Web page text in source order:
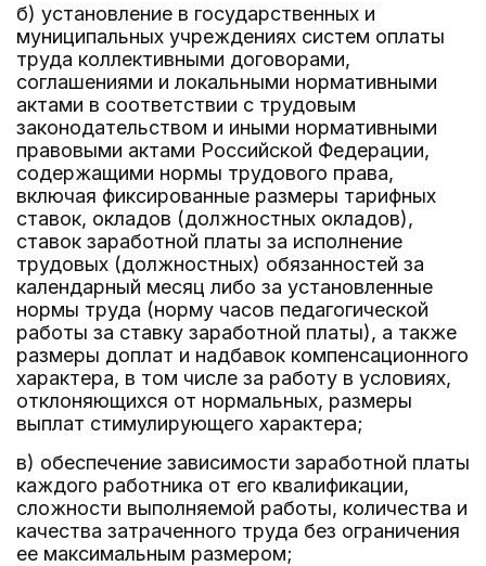
б) установление в государственных и
муниципальных учреждениях систем оплаты
труда коллективными договорами,
соглашениями и локальными нормативными
актами в соответствии с трудовым
законодательством и иными нормативными
правовыми актами Российской Федерации,
содержащими нормы трудового права,
включая фиксированные размеры тарифных
ставок, окладов (должностных окладов),
ставок заработной платы за исполнение
трудовых (должностных) обязанностей за
календарный месяц либо за установленные
нормы труда (норму часов педагогической
работы за ставку заработной платы), а также
размеры доплат и надбавок компенсационного
характера, в том числе за работу в условиях,
отклоняющихся от нормальных, размеры
выплат стимулирующего характера;
в) обеспечение зависимости заработной платы
каждого работника от его квалификации,
сложности выполняемой работы, количества и
качества затраченного труда без ограничения
ее максимальным размером;